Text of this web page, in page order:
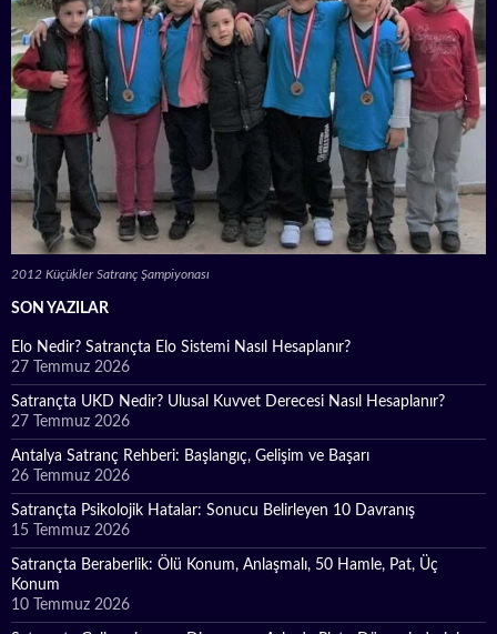
2012 Küçükler Satranç Şampiyonası
SON YAZILAR
Elo Nedir? Satrançta Elo Sistemi Nasıl Hesaplanır?
27 Temmuz 2026
Satrançta UKD Nedir? Ulusal Kuvvet Derecesi Nasıl Hesaplanır?
27 Temmuz 2026
Antalya Satranç Rehberi: Başlangıç, Gelişim ve Başarı
26 Temmuz 2026
Satrançta Psikolojik Hatalar: Sonucu Belirleyen 10 Davranış
15 Temmuz 2026
Satrançta Beraberlik: Ölü Konum, Anlaşmalı, 50 Hamle, Pat, Üç
Konum
10 Temmuz 2026